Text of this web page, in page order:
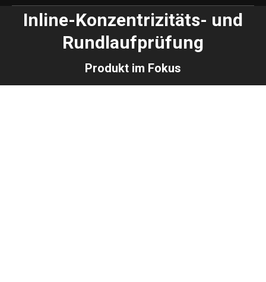
Inline-Konzentrizitäts- und
Rundlaufprüfung
Produkt im Fokus